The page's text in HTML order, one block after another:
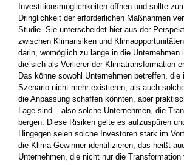
Investitions­möglichkeiten öffnen und sollte
Dringlichkeit der erforderlichen Maßnahmen
Studie. Sie unterscheidet hier aus der
zwischen Klimarisiken und
darin, womöglich zu lange in die Unternehmen
die sich als Verlierer der Klimatransformation
Das könne sowohl Unternehmen betreffen, die
Szenario nicht mehr existieren, als auch
die Anpassung schaffen könnten, aber
Lage sind – also solche Unternehmen, die
bergen. Diese Risiken gelte es aufzuspüren
Hingegen seien solche Investoren stark im
die Klima-Gewinner identifizieren, das heißt
Unternehmen, die nicht nur die